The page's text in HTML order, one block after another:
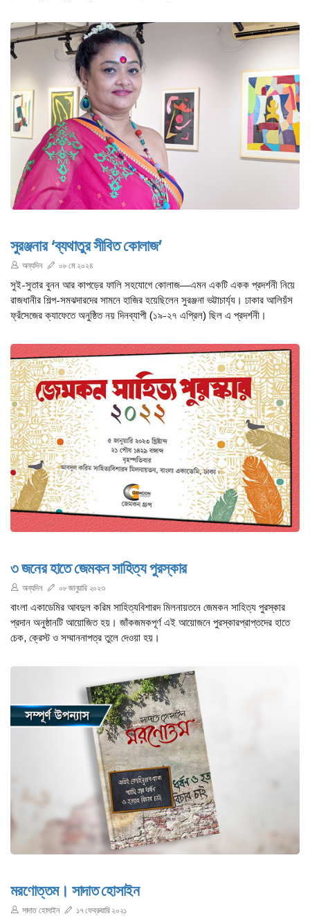
সুরঞ্জনার ‘ব্যথাতুর সীবিত কোলাজ’
অন্যদিন ০৮ মে ২০২৪
সুই-সুতার বুনন আর কাপড়ের ফালি সহযোগে কোলাজ—এমন একটি একক প্রদর্শনী নিয়ে
রাজধানীর শিল্প-সমঝদারদের সামনে হাজির হয়েছিলেন সুরঞ্জনা ভট্টাচার্য্য। ঢাকার আলিয়ঁস
ফ্রঁসেজের ক্যাফেতে অনুষ্ঠিত নয় দিনব্যাপী (১৯-২৭ এপ্রিল) ছিল এ প্রদর্শনী।
৩ জনের হাতে জেমকন সাহিত্য পুরস্কার
অন্যদিন ০৮ জানুয়ারি ২০২৩
বাংলা একাডেমির আবদুল করিম সাহিত্যবিশারদ মিলনায়তনে জেমকন সাহিত্য পুরস্কার
প্রদান অনুষ্ঠানটি আয়োজিত হয়। জাঁকজমকপূর্ণ এই আয়োজনে পুরস্কারপ্রাপ্তদের হাতে
চেক, ক্রেস্ট ও সম্মাননাপত্র তুলে দেওয়া হয়।
মরণোত্তম। সাদাত হোসাইন
সাদাত হোসাইন ১৭ ফেব্রুয়ারি ২০২১